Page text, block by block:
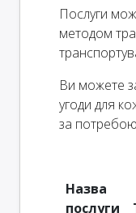
Послуги
методом
Ви можете
угоди для
за
Назва
послуги